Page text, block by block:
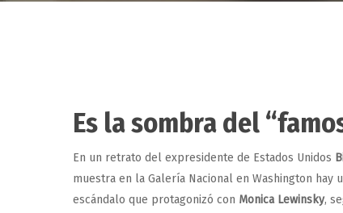
Hit enter to search or ESC to close
Es la sombra del
En un retrato del expresidente de Estados Unidos
muestra en la Galería Nacional en Washington hay
escándalo que protagonizó con Monica Lewinsky,